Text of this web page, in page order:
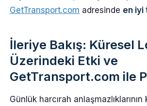
GetTransport.com adresinde en iyi
İleriye Bakış: Küresel
Üzerindeki Etki ve
GetTransport.com ile
Günlük harcırah